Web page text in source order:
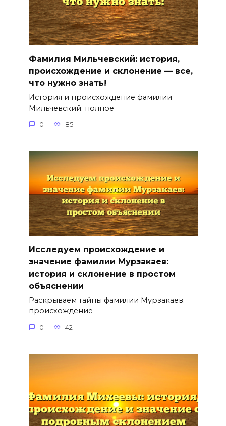
Фамилия Мильчевский: история,
происхождение и склонение — все,
что нужно знать!
История и происхождение фамилии
Мильчевский: полное
0 85
Исследуем происхождение и
значение фамилии Мурзакаев:
история и склонение в простом
объяснении
Раскрываем тайны фамилии Мурзакаев:
происхождение
0 42